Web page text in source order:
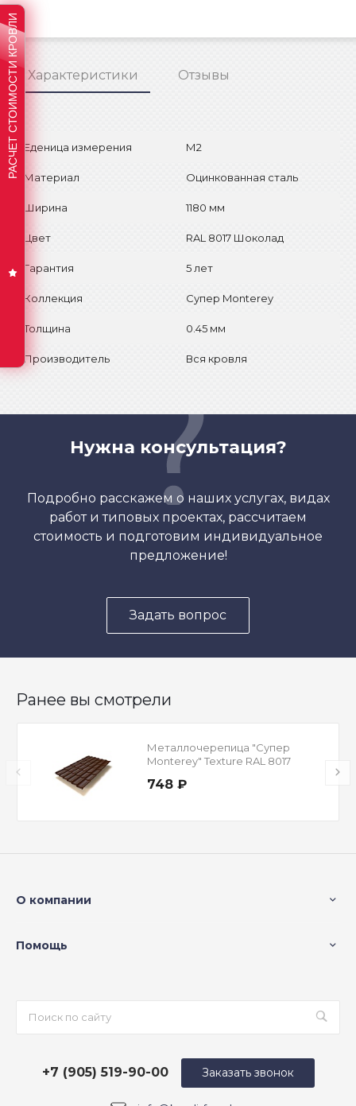
Характеристики Отзывы
Еденица измерения М2
Материал Оцинкованная сталь
Ширина 1180 мм
Цвет RAL 8017 Шоколад
Гарантия 5 лет
Коллекция Супер Monterey
Толщина 0.45 мм
Производитель Вся кровля
Нужна консультация?
Подробно расскажем о наших услугах, видах
работ и типовых проектах, рассчитаем
стоимость и подготовим индивидуальное
предложение!
Задать вопрос
Ранее вы смотрели
Металлочерепица "Супер
Monterey" Texture RAL 8017
748 ₽
О компании
Помощь
+7 (905) 519-90-00 Заказать звонок
РАСЧЕТ СТОИМОСТИ КРОВЛИ